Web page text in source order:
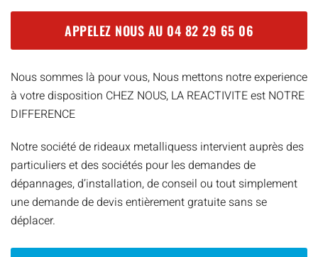
APPELEZ NOUS AU 04 82 29 65 06
Nous sommes là pour vous, Nous mettons notre experience
à votre disposition CHEZ NOUS, LA REACTIVITE est NOTRE
DIFFERENCE
Notre société de rideaux metalliquess intervient auprès des
particuliers et des sociétés pour les demandes de
dépannages, d’installation, de conseil ou tout simplement
une demande de devis entièrement gratuite sans se
déplacer.